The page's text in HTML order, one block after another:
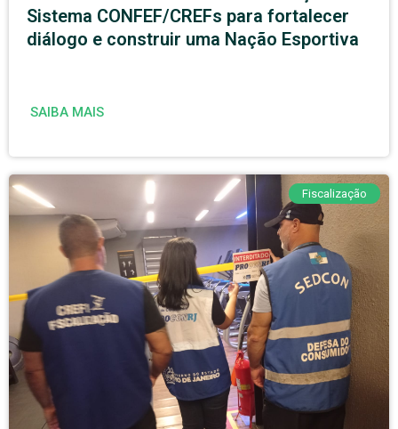
Sistema CONFEF/CREFs para fortalecer
diálogo e construir uma Nação Esportiva
SAIBA MAIS
Fiscalização